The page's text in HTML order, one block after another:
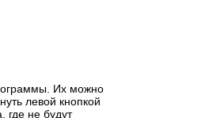
Их можно
левой кнопкой
где не будут